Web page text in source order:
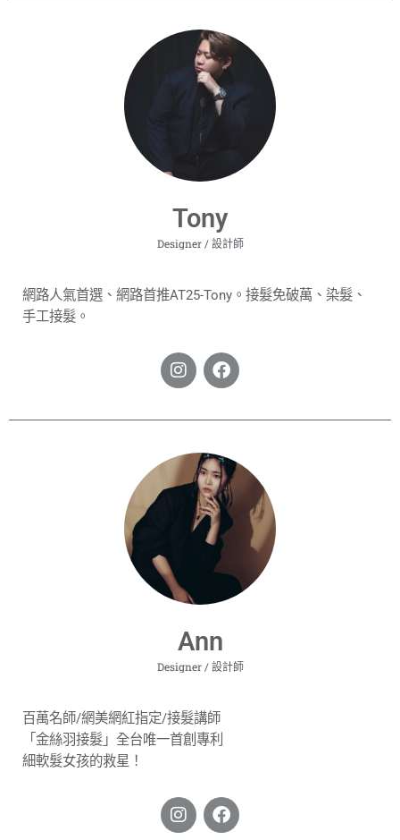
Tony
Designer / 設計師
網路人氣首選、 網路首推AT25-Tony。接髮免破萬、染髮、
手工接髮。
Ann
Designer / 設計師
百萬名師/網美網紅指定/接髮講師
「金絲羽接髮」全台唯一首創專利
細軟髮女孩的救星！